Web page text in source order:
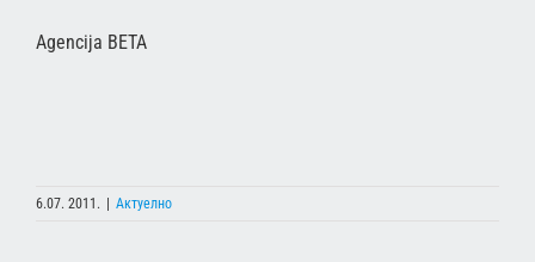
Agencija BETA
6.07. 2011. Актуелно